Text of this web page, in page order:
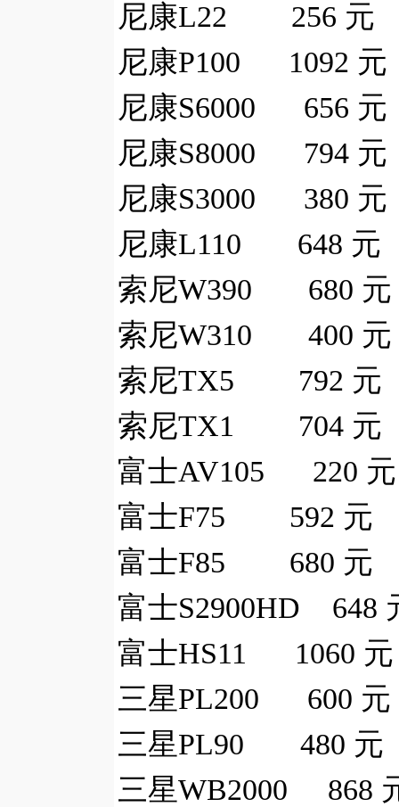
尼康L22 256 元
尼康P100 1092 元
尼康S6000 656 元
尼康S8000 794 元
尼康S3000 380 元
尼康L110 648 元
索尼W390 680 元
索尼W310 400 元
索尼TX5 792 元
索尼TX1 704 元
富士AV105 220 元
富士F75 592 元
富士F85 680 元
富士S2900HD 648
富士HS11 1060 元
三星PL200 600 元
三星PL90 480 元
三星WB2000 868